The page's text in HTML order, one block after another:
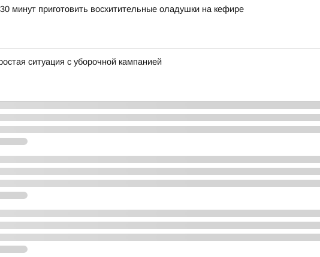
30 минут приготовить восхитительные оладушки на кефире
ситуация с уборочной кампанией